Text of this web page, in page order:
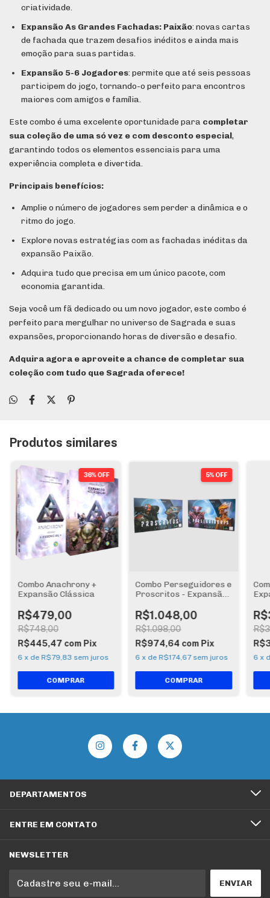
criatividade.
Expansão As Grandes Fachadas: Paixão: novas cartas
de fachada que trazem desafios inéditos e ainda mais
emoção para suas partidas.
Expansão 5-6 Jogadores: permite que até seis pessoas
participem do jogo, tornando-o perfeito para encontros
maiores com amigos e família.
Este combo é uma excelente oportunidade para completar
sua coleção de uma só vez e com desconto especial,
garantindo todos os elementos essenciais para uma
experiência completa e divertida.
Principais benefícios:
Amplie o número de jogadores sem perder a dinâmica e o
ritmo do jogo.
Explore novas estratégias com as fachadas inéditas da
expansão Paixão.
Adquira tudo que precisa em um único pacote, com
economia garantida.
Seja você um fã dedicado ou um novo jogador, este combo é
perfeito para mergulhar no universo de Sagrada e suas
expansões, proporcionando horas de diversão e desafio.
Adquira agora e aproveite a chance de completar sua
coleção com tudo que Sagrada oferece!
Produtos similares
36% OFF
Combo Anachrony +
Expansão Clássica
R$479,00
R$748,00
R$445,47 com Pix
6 x de R$79,83 sem juros
5% OFF
Combo Perseguidores e
Proscritos - Expansão
Despertar Galáxia
R$1.048,00
R$1.098,00
R$974,64 com Pix
6 x de R$174,67 sem juros 6 x
DEPARTAMENTOS
ENTRE EM CONTATO
NEWSLETTER